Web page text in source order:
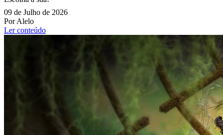
09 de Julho de 2026
Por Alelo
Ler conteúdo